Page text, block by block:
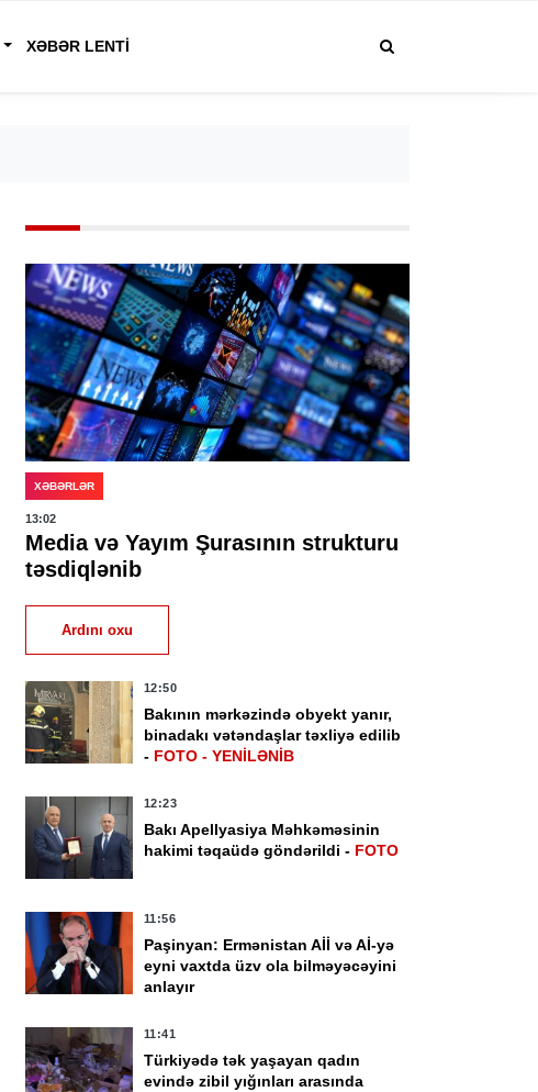
XƏBƏR LENTI
XƏBƏRLƏR
13:02
Media və Yayım Şurasının strukturu
təsdiqlənib
Ardını oxu
12:50
Bakının mərkəzində obyekt yanır,
binadakı vətəndaşlar təxliyə edilib
- FOTO - YENİLƏNİB
12:23
Bakı Apellyasiya Məhkəməsinin
hakimi təqaüdə göndərildi - FOTO
11:56
Paşinyan: Ermənistan Aİİ və Aİ-yə
eyni vaxtda üzv ola bilməyəcəyini
anlayır
11:41
Türkiyədə tək yaşayan qadın
evində zibil yığınları arasında